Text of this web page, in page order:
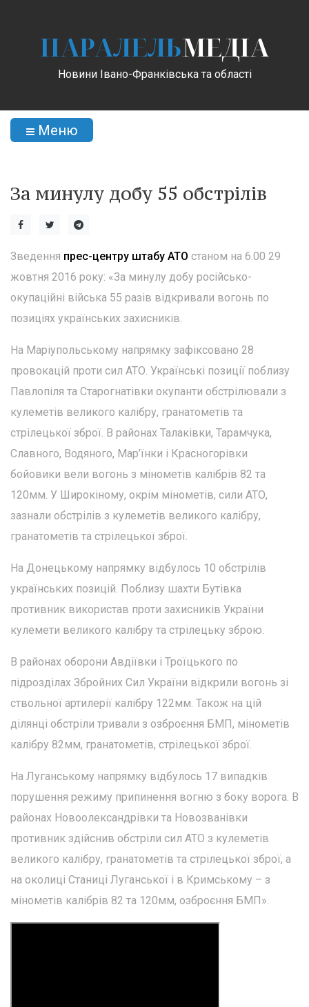
ПАРАЛЕЛЬМЕДІА
Новини Івано-Франківська та області
Меню
За минулу добу 55 обстрілів
Зведення прес-центру штабу АТО станом на 6.00 29
жовтня 2016 року: «За минулу добу російсько-
окупаційні війська 55 разів відкривали вогонь по
позиціях українських захисників.
На Маріупольському напрямку зафіксовано 28
провокацій проти сил АТО. Українські позиції поблизу
Павлопіля та Старогнатівки окупанти обстрілювали з
кулеметів великого калібру, гранатометів та
стрілецької зброї. В районах Талаківки, Тарамчука,
Славного, Водяного, Мар’їнки і Красногорівки
бойовики вели вогонь з мінометів калібрів 82 та
120мм. У Широкіному, окрім мінометів, сили АТО,
зазнали обстрілів з кулеметів великого калібру,
гранатометів та стрілецької зброї.
На Донецькому напрямку відбулось 10 обстрілів
українських позицій. Поблизу шахти Бутівка
противник використав проти захисників України
кулемети великого калібру та стрілецьку зброю.
В районах оборони Авдіївки і Троїцького по
підрозділах Збройних Сил України відкрили вогонь зі
ствольної артилерії калібру 122мм. Також на цій
ділянці обстріли тривали з озброєння БМП, мінометів
калібру 82мм, гранатометів, стрілецької зброї.
На Луганському напрямку відбулось 17 випадків
порушення режиму припинення вогню з боку ворога. В
районах Новоолександрівки та Новозванівки
противник здійснив обстріли сил АТО з кулеметів
великого калібру, гранатометів та стрілецької зброї, а
на околиці Станиці Луганської і в Кримському – з
мінометів калібрів 82 та 120мм, озброєння БМП».